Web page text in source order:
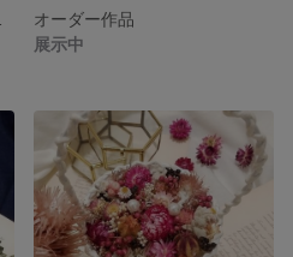
オーダー作品
展示中